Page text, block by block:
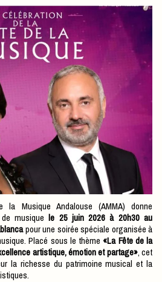
musique le 25 juin 2026 à 20h30 au
pour une soirée spéciale organisée à
Placé sous le thème «La Fête de la
artistique, émotion et partage», cet
la richesse du patrimoine musical et la